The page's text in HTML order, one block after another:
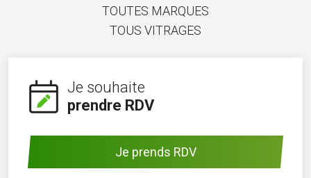
TOUTES MARQUES
TOUS VITRAGES
Je souhaite
prendre RDV
Je prends RDV